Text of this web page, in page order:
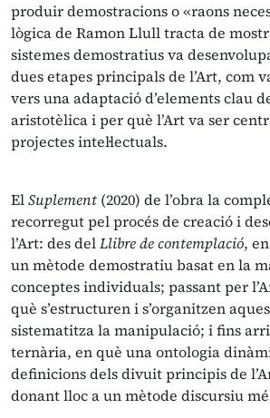
produir demostracions o «raons
lògica de Ramon Llull tracta de
sistemes demostratius va
dues etapes principals de l’Art, com
vers una adaptació d’elements clau
aristotèlica i per què l’Art va ser
projectes intel·lectuals.
ElSuplement (2020) de l’obra la
recorregut pel procés de creació i
l’Art: des delLlibre de contemplació,
un mètode demostratiu basat en la
conceptes individuals; passant per
què s’estructuren i s’organitzen
sistematitza la manipulació; i fins
ternària, en què una ontologia
definicions dels divuit principis de
donant lloc a un mètode discursiu